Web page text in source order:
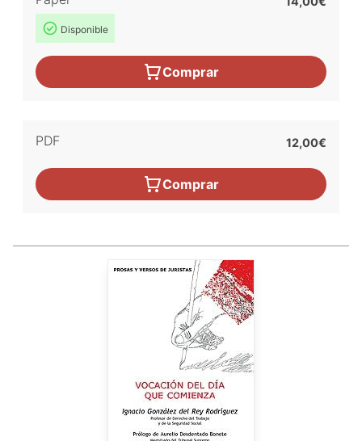
Disponible
Comprar
PDF 12,00€
Comprar